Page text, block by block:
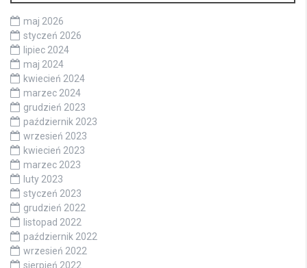
maj 2026
styczeń 2026
lipiec 2024
maj 2024
kwiecień 2024
marzec 2024
grudzień 2023
październik 2023
wrzesień 2023
kwiecień 2023
marzec 2023
luty 2023
styczeń 2023
grudzień 2022
listopad 2022
październik 2022
wrzesień 2022
sierpień 2022